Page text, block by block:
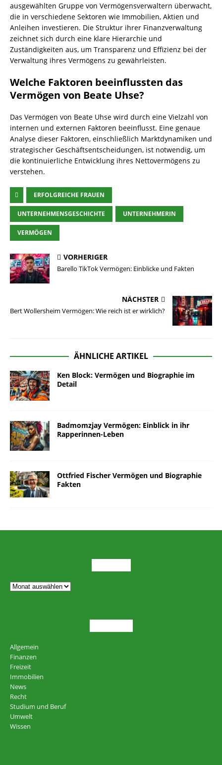
ausgewählten Gruppe von Vermögensverwaltern überwacht,
die in verschiedene Sektoren wie Immobilien, Aktien und
Anleihen investieren. Die Struktur ihrer Finanzverwaltung
zeichnet sich durch eine klare Hierarchie und
Zuständigkeiten aus, um Transparenz und Effizienz bei der
Verwaltung ihres Vermögens zu gewährleisten.
Welche Faktoren beeinflussten das
Vermögen von Beate Uhse?
Das Vermögen von Beate Uhse wird durch eine Vielzahl von
internen und externen Faktoren beeinflusst. Eine genaue
Analyse dieser Faktoren, einschließlich Marktdynamiken und
strategischer Geschäftsentscheidungen, ist notwendig, um
die kontinuierliche Entwicklung ihres Nettovermögens zu
verstehen.
ERFOLGREICHE FRAUEN
UNTERNEHMENSGESCHICHTE UNTERNEHMERIN
VERMÖGEN
VORHERIGER
Barello TikTok Vermögen: Einblicke und Fakten
NÄCHSTER
Bert Wollersheim Vermögen: Wie reich ist er wirklich?
ÄHNLICHE ARTIKEL
Ken Block: Vermögen und Biographie im
Detail
Badmomzjay Vermögen: Einblick in ihr
Rapperinnen-Leben
Ottfried Fischer Vermögen und Biographie
Fakten
Allgemein
Finanzen
Freizeit
Immobilien
News
Recht
Studium und Beruf
Umwelt
Wissen